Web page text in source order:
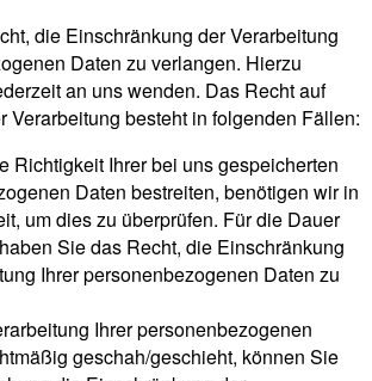
die Einschränkung der Verarbeitung
Daten zu verlangen. Hierzu
an uns wenden. Das Recht auf
Verarbeitung besteht in folgenden Fällen:
Richtigkeit Ihrer bei uns gespeicherten
Daten bestreiten, benötigen wir in
um dies zu überprüfen. Für die Dauer
Sie das Recht, die Einschränkung
Ihrer personenbezogenen Daten zu
Ihrer personenbezogenen
geschah/geschieht, können Sie